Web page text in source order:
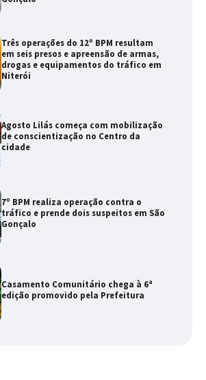
Três operações do 12º BPM resultam
em seis presos e apreensão de armas,
drogas e equipamentos do tráfico em
Niterói
Agosto Lilás começa com mobilização
de conscientização no Centro da
cidade
7º BPM realiza operação contra o
tráfico e prende dois suspeitos em São
Gonçalo
Casamento Comunitário chega à 6ª
edição promovido pela Prefeitura